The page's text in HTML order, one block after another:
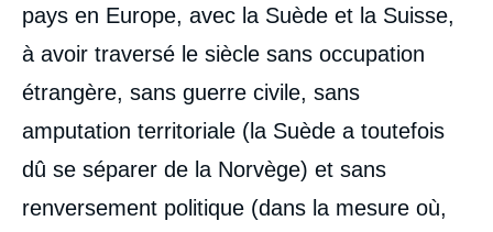
pays en Europe, avec la Suède et la Suisse,
à avoir traversé le siècle sans occupation
étrangère, sans guerre civile, sans
amputation territoriale (la Suède a toutefois
dû se séparer de la Norvège) et sans
renversement politique (dans la mesure où,
publication
François BÉDARIDA, « Le Royaume-Uni,
royaume insulaire », Politique étrangère,
Articles, Ifri, 29 novembre 2000.
Copier